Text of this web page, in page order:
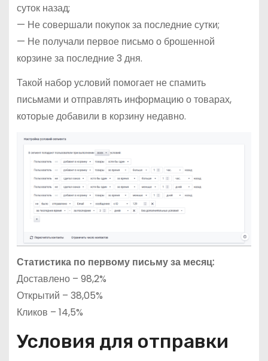
суток назад;
— Не совершали покупок за последние сутки;
— Не получали первое письмо о брошенной
корзине за последние 3 дня.
Такой набор условий помогает не спамить
письмами и отправлять информацию о товарах,
которые добавили в корзину недавно.
Статистика по первому письму за месяц:
Доставлено – 98,2%
Открытий – 38,05%
Кликов – 14,5%
Условия для отправки